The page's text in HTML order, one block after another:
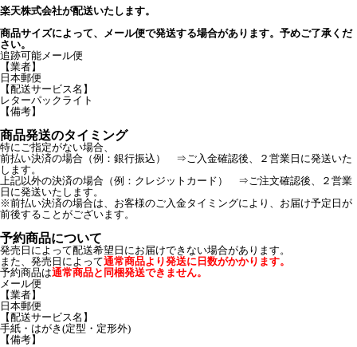
楽天株式会社が配送いたします。
商品サイズによって、メール便で発送する場合があります。予めご了承くだ
さい。
追跡可能メール便
【業者】
日本郵便
【配送サービス名】
レターパックライト
【備考】
商品発送のタイミング
特にご指定がない場合、
前払い決済の場合（例：銀行振込） ⇒ご入金確認後、２営業日に発送いた
します。
上記以外の決済の場合（例：クレジットカード） ⇒ご注文確認後、２営業
日に発送いたします。
※前払い決済の場合は、お客様のご入金タイミングにより、お届け予定日が
前後することがございます。
予約商品について
発売日によって配送希望日にお届けできない場合があります。
また、発売日によって通常商品より発送に日数がかかります。
予約商品は通常商品と同梱発送できません。
メール便
【業者】
日本郵便
【配送サービス名】
手紙・はがき(定型・定形外)
【備考】